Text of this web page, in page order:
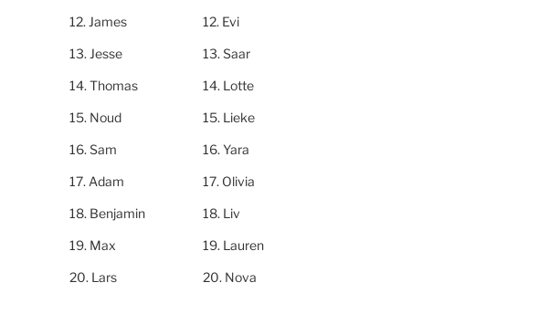
James
Jesse
Thomas
Noud
Sam
Adam
Benjamin
Max
Lars
Evi
Saar
Lotte
Lieke
Yara
Olivia
Liv
Lauren
Nova